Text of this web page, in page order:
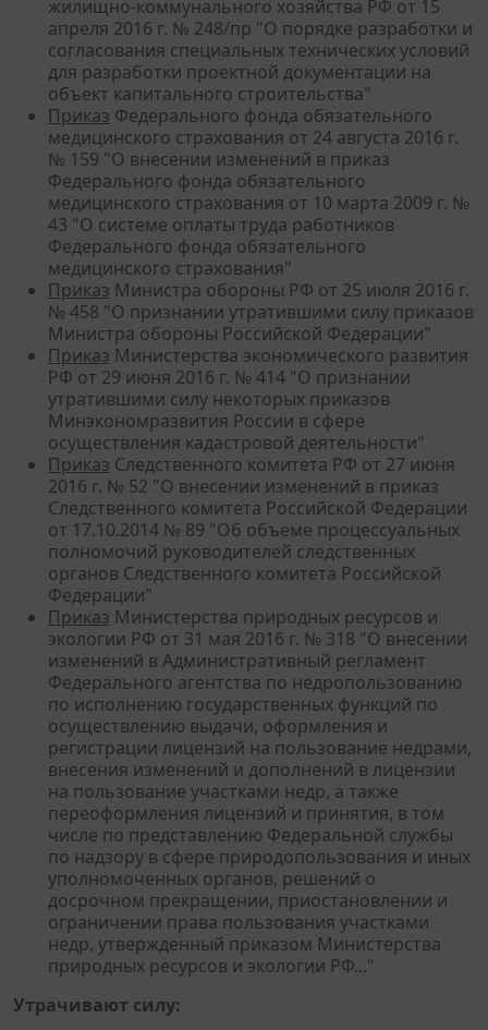
жилищно-коммунального хозяйства РФ от 15
апреля 2016 г. № 248/пр "О порядке разработки и
согласования специальных технических условий
для разработки проектной документации на
объект капитального строительства"
Приказ Федерального фонда обязательного
медицинского страхования от 24 августа 2016 г.
№ 159 "О внесении изменений в приказ
Федерального фонда обязательного
медицинского страхования от 10 марта 2009 г. №
43 "О системе оплаты труда работников
Федерального фонда обязательного
медицинского страхования"
Приказ Министра обороны РФ от 25 июля 2016 г.
№ 458 "О признании утратившими силу приказов
Министра обороны Российской Федерации"
Приказ Министерства экономического развития
РФ от 29 июня 2016 г. № 414 "О признании
утратившими силу некоторых приказов
Минэкономразвития России в сфере
осуществления кадастровой деятельности"
Приказ Следственного комитета РФ от 27 июня
2016 г. № 52 "О внесении изменений в приказ
Следственного комитета Российской Федерации
от 17.10.2014 № 89 "Об объеме процессуальных
полномочий руководителей следственных
органов Следственного комитета Российской
Федерации"
Приказ Министерства природных ресурсов и
экологии РФ от 31 мая 2016 г. № 318 "О внесении
изменений в Административный регламент
Федерального агентства по недропользованию
по исполнению государственных функций по
осуществлению выдачи, оформления и
регистрации лицензий на пользование недрами,
внесения изменений и дополнений в лицензии
на пользование участками недр, а также
переоформления лицензий и принятия, в том
числе по представлению Федеральной службы
по надзору в сфере природопользования и иных
уполномоченных органов, решений о
досрочном прекращении, приостановлении и
ограничении права пользования участками
недр, утвержденный приказом Министерства
природных ресурсов и экологии РФ..."
Утрачивают силу: